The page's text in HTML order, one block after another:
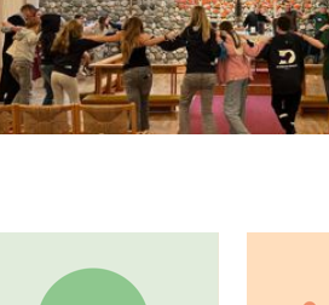
Artikkelsnarveger